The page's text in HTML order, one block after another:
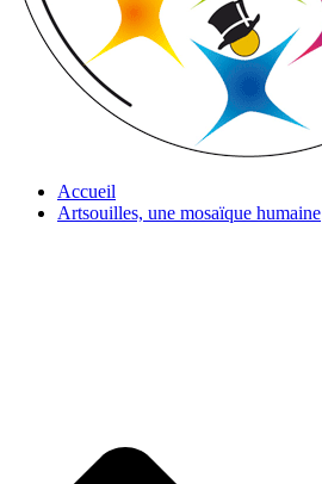
Accueil
Artsouilles, une mosaïque humaine